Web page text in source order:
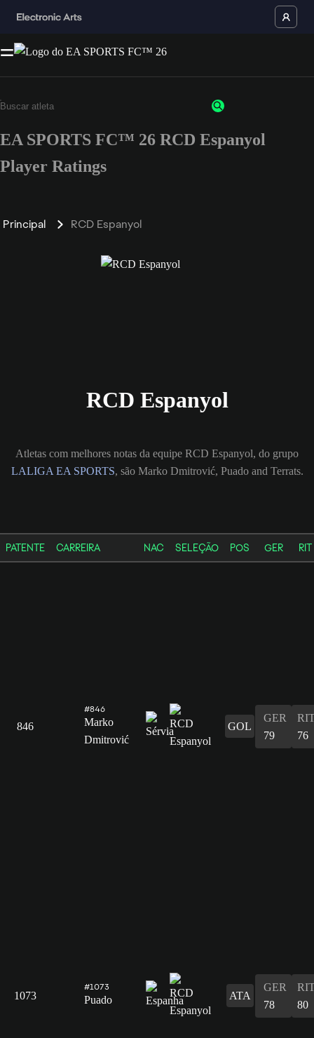
EA SPORTS FC™ 26 RCD Espanyol
Player Ratings
Principal RCD Espanyol
RCD Espanyol
Atletas com melhores notas da equipe RCD Espanyol, do grupo
LALIGA EA SPORTS, são Marko Dmitrović, Puado and Terrats.
PATENTE CARREIRA NAC SELEÇÃO POS GER RIT
846
#846
Marko
Dmitrović
GOL
GER
79
76
1073
#1073
Puado ATA
GER
78
80